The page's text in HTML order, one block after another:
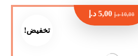
تخفيض!
10,00 د.إ 5,00 د.إ